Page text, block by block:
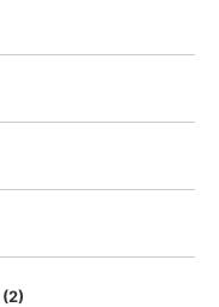
(2)